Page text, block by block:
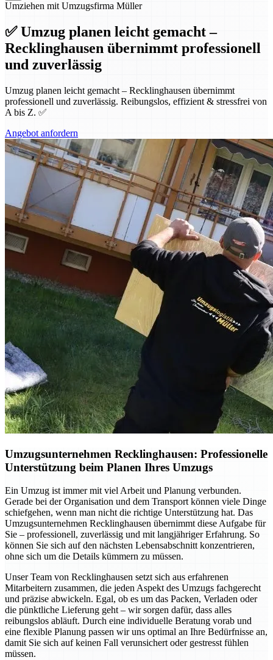
Umziehen mit Umzugsfirma Müller
✅ Umzug planen leicht gemacht –
Recklinghausen übernimmt professionell
und zuverlässig
Umzug planen leicht gemacht – Recklinghausen übernimmt
professionell und zuverlässig. Reibungslos, effizient & stressfrei von
A bis Z. ✅
Angebot anfordern
Umzugsunternehmen Recklinghausen: Professionelle
Unterstützung beim Planen Ihres Umzugs
Ein Umzug ist immer mit viel Arbeit und Planung verbunden.
Gerade bei der Organisation und dem Transport können viele Dinge
schiefgehen, wenn man nicht die richtige Unterstützung hat. Das
Umzugsunternehmen Recklinghausen übernimmt diese Aufgabe für
Sie – professionell, zuverlässig und mit langjähriger Erfahrung. So
können Sie sich auf den nächsten Lebensabschnitt konzentrieren,
ohne sich um die Details kümmern zu müssen.
Unser Team von Recklinghausen setzt sich aus erfahrenen
Mitarbeitern zusammen, die jeden Aspekt des Umzugs fachgerecht
und präzise abwickeln. Egal, ob es um das Packen, Verladen oder
die pünktliche Lieferung geht – wir sorgen dafür, dass alles
reibungslos abläuft. Durch eine individuelle Beratung vorab und
eine flexible Planung passen wir uns optimal an Ihre Bedürfnisse an,
damit Sie sich auf keinen Fall verunsichert oder gestresst fühlen
müssen.